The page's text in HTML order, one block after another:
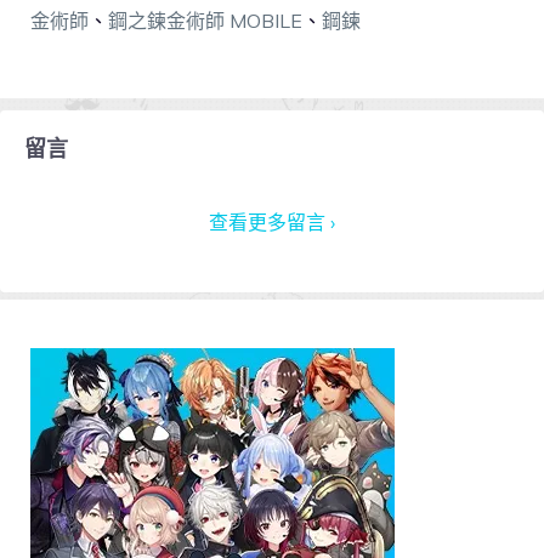
金術師 、 鋼之鍊金術師 MOBILE 、 鋼鍊
留言
查看更多留言 ›